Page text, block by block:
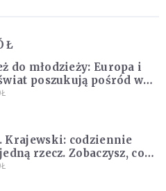
do młodzieży: Europa i
poszukują pośród was
świętych
Krajewski: codziennie
rzecz. Zobaczysz, co
się z twoim życiem